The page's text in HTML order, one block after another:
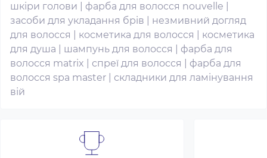
шкіри голови
фарба для волосся nouvelle
засоби для укладання брів
незмивний догляд
для волосся
косметика для волосся
косметика
для душа
шампунь для волосся
фарба для
волосся matrix
спреї для волосся
фарба для
волосся spa master
складники для ламінування
вій